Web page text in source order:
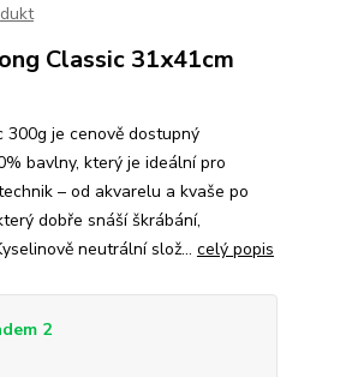
Classic 31x41cm
je cenově dostupný
bavlny, který je ideální pro
– od akvarelu a kvaše po
dobře snáší škrábání,
neutrální slož... celý popis
2